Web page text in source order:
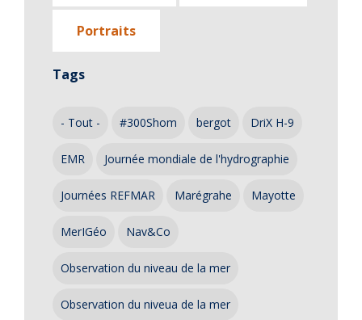
Portraits
Tags
- Tout - #300Shom bergot DriX H-9
EMR Journée mondiale de l'hydrographie
Journées REFMAR Marégrahe Mayotte
MerIGéo Nav&Co
Observation du niveau de la mer
Observation du niveua de la mer